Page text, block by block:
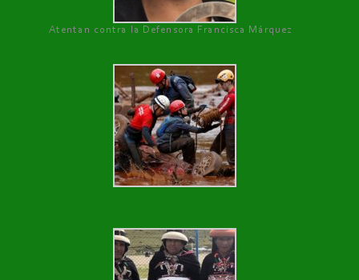
Atentan contra la Defensora Francisca Márquez